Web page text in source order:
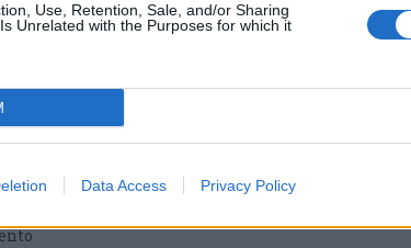
Use, Retention, Sale, and/or Sharing
Unrelated with the Purposes for which it
Data Access Privacy Policy
percorsi del
un contributo
per avviare il progetto dedicato
percorsi di cura culturale pensati per